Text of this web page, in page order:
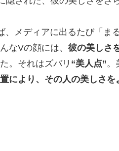
、メディアに出るたび「ま
なVの顔には、 彼の美しさ
。それはズバリ “美人点”。
により、その人の美しさを